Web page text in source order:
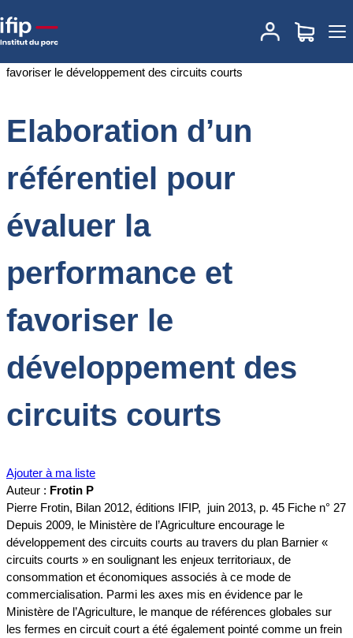
Accueil
Elaboration d’un référentiel pour évaluer
la performance et favoriser le développement des circuits courts
Elaboration d’un
référentiel pour
évaluer la
performance et
favoriser le
développement des
circuits courts
Ajouter à ma liste
Auteur : Frotin P
Pierre Frotin, Bilan 2012, éditions IFIP, juin 2013, p. 45 Fiche n° 27
Depuis 2009, le Ministère de l’Agriculture encourage le
développement des circuits courts au travers du plan Barnier «
circuits courts » en soulignant les enjeux territoriaux, de
consommation et économiques associés à ce mode de
commercialisation. Parmi les axes mis en évidence par le
Ministère de l’Agriculture, le manque de références globales sur
les fermes en circuit court a été également pointé comme un frein